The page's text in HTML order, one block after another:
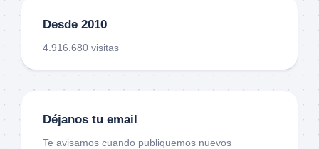
Desde 2010
4.916.680 visitas
Déjanos tu email
Te avisamos cuando publiquemos nuevos